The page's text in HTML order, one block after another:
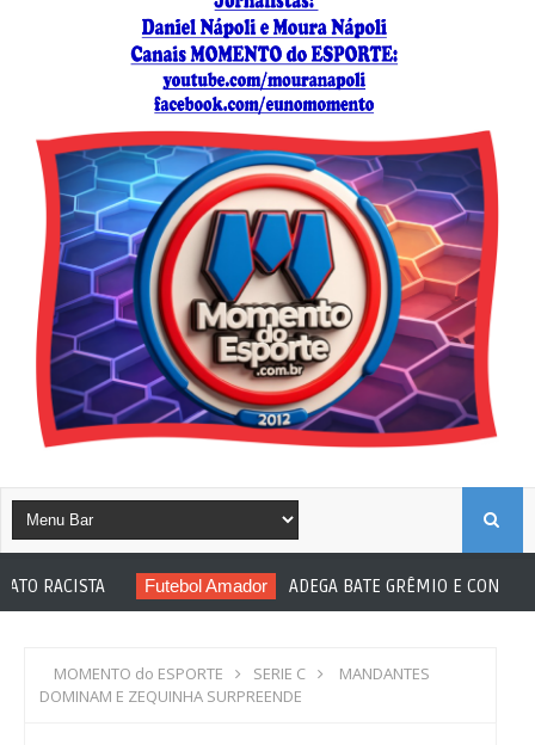
Futebol Amador ADEGA BATE GRÊMIO E CONQUISTA
MOMENTO do ESPORTE SERIE C
MANDANTES
DOMINAM E ZEQUINHA SURPREENDE